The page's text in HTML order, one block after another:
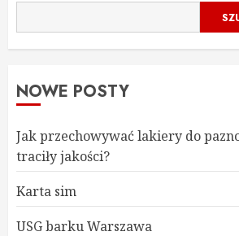
NOWE POSTY
Jak przechowywać lakiery do
traciły jakości?
Karta sim
USG barku Warszawa